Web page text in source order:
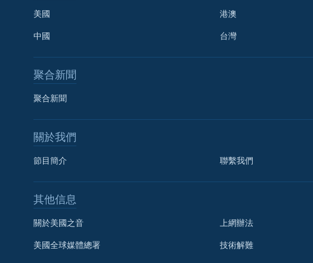
美國
中國
港澳
台灣
聚合新聞
聚合新聞
關於我們
節目簡介 聯繫我們
其他信息
關於美國之音
美國全球媒體總署
上網辦法
技術解難